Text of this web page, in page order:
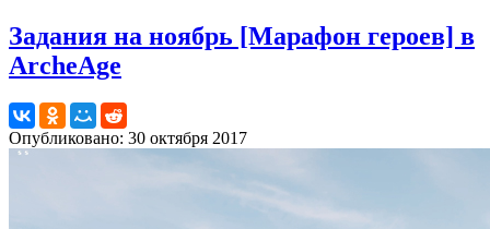
Задания на ноябрь [Марафон героев] в
ArcheAge
Опубликовано: 30 октября 2017